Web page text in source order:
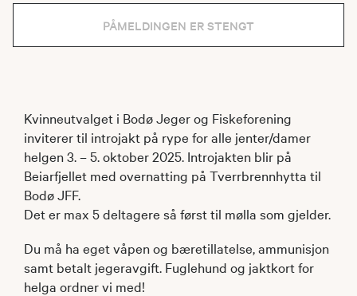
PÅMELDINGEN ER STENGT
Kvinneutvalget i Bodø Jeger og Fiskeforening
inviterer til introjakt på rype for alle jenter/damer
helgen 3. – 5. oktober 2025. Introjakten blir på
Beiarfjellet med overnatting på Tverrbrennhytta til
Bodø JFF.
Det er max 5 deltagere så først til mølla som gjelder.
Du må ha eget våpen og bæretillatelse, ammunisjon
samt betalt jegeravgift. Fuglehund og jaktkort for
helga ordner vi med!